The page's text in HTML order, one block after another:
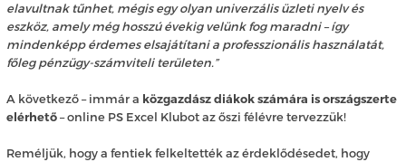
elavultnak tűnhet, mégis egy olyan univerzális üzleti nyelv és
eszköz, amely még hosszú évekig velünk fog maradni – így
mindenképp érdemes elsajátítani a professzionális használatát,
főleg pénzügy-számviteli területen.”
A következő – immár a közgazdász diákok számára is országszerte
elérhető– online PS Excel Klubot az őszi félévre tervezzük!
Reméljük, hogy a fentiek felkeltették az érdeklődésedet, hogy